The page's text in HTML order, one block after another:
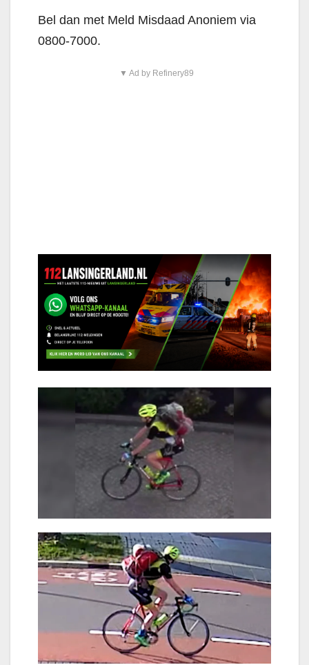
Bel dan met Meld Misdaad Anoniem via
0800-7000.
▼ Ad by Refinery89